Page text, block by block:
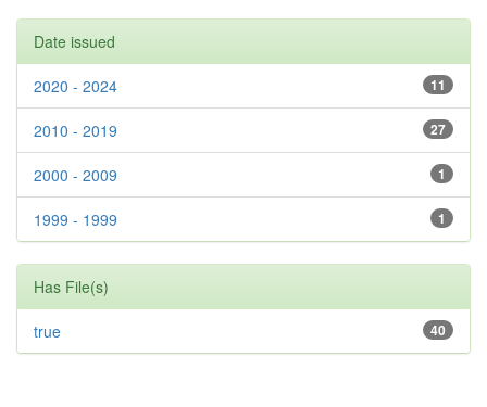
Date issued
11
2020 - 2024
27
2010 - 2019
1
2000 - 2009
1
1999 - 1999
Has File(s)
40
true